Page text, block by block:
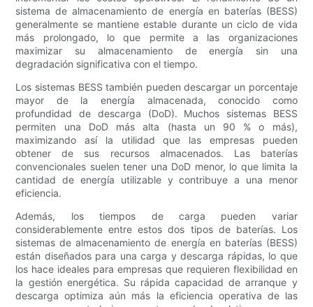
sistema de almacenamiento de energía en baterías (BESS)
generalmente se mantiene estable durante un ciclo de vida
más prolongado, lo que permite a las organizaciones
maximizar su almacenamiento de energía sin una
degradación significativa con el tiempo.
Los sistemas BESS también pueden descargar un porcentaje
mayor de la energía almacenada, conocido como
profundidad de descarga (DoD). Muchos sistemas BESS
permiten una DoD más alta (hasta un 90 % o más),
maximizando así la utilidad que las empresas pueden
obtener de sus recursos almacenados. Las baterías
convencionales suelen tener una DoD menor, lo que limita la
cantidad de energía utilizable y contribuye a una menor
eficiencia.
Además, los tiempos de carga pueden variar
considerablemente entre estos dos tipos de baterías. Los
sistemas de almacenamiento de energía en baterías (BESS)
están diseñados para una carga y descarga rápidas, lo que
los hace ideales para empresas que requieren flexibilidad en
la gestión energética. Su rápida capacidad de arranque y
descarga optimiza aún más la eficiencia operativa de las